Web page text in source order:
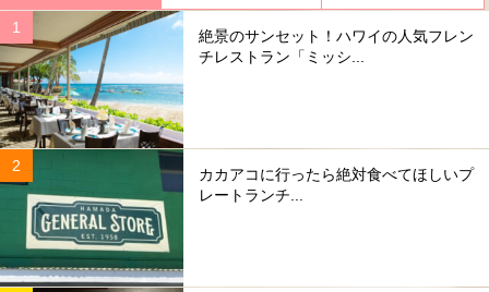
絶景のサンセット！ハワイの人気フレン
チレストラン「ミッシ...
カカアコに行ったら絶対食べてほしいプ
レートランチ...